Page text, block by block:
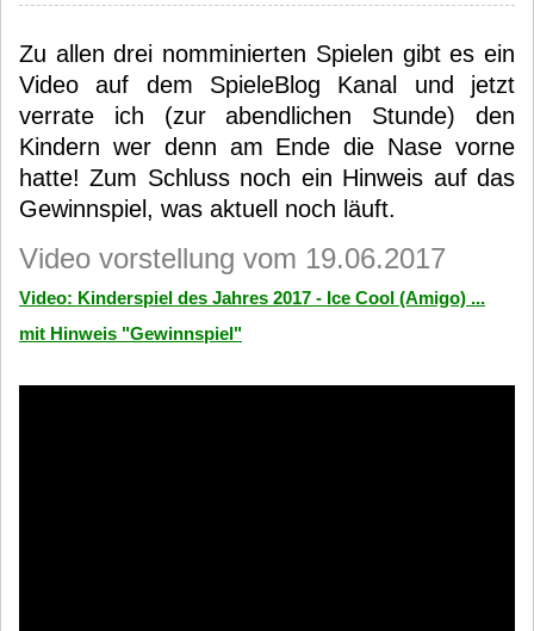
Zu allen drei nomminierten Spielen gibt es ein
Video auf dem SpieleBlog Kanal und jetzt
verrate ich (zur abendlichen Stunde) den
Kindern wer denn am Ende die Nase vorne
hatte! Zum Schluss noch ein Hinweis auf das
Gewinnspiel, was aktuell noch läuft.
Video vorstellung vom 19.06.2017
Video: Kinderspiel des Jahres 2017 - Ice Cool (Amigo) ...
mit Hinweis "Gewinnspiel"